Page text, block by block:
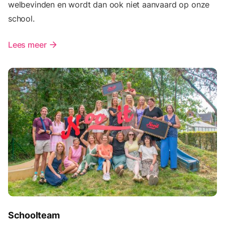
welbevinden en wordt dan ook niet aanvaard op onze
school.
Lees meer arrow_forward
Schoolteam